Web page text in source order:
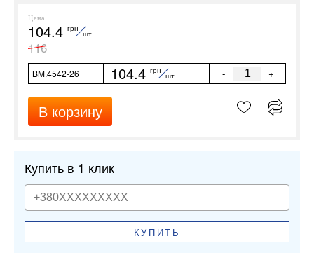
Цена
104.4 грн
шт
116
BM.4542-26 104.4 грн
шт - +
В корзину
Купить в 1 клик
КУПИТЬ